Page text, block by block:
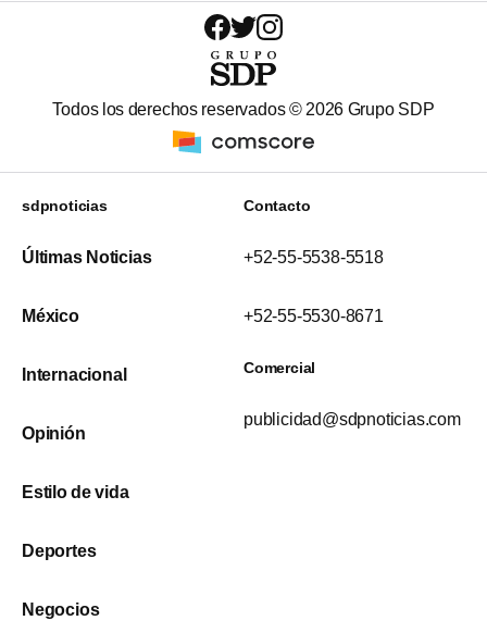
Todos los derechos reservados © 2026 Grupo SDP
sdpnoticias
Últimas Noticias
México
Internacional
Opinión
Estilo de vida
Deportes
Negocios
Contacto
+52-55-5538-5518
+52-55-5530-8671
Comercial
publicidad@sdpnoticias.com